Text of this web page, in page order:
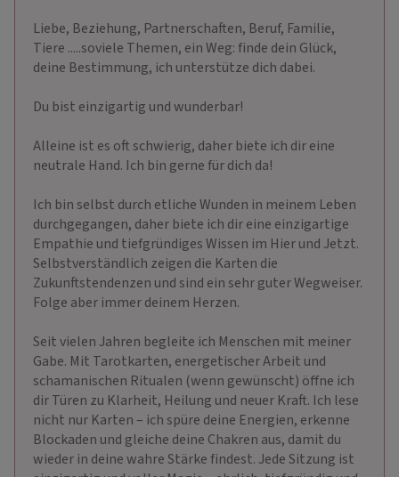
Liebe, Beziehung, Partnerschaften, Beruf, Familie,
Tiere .....soviele Themen, ein Weg: finde dein Glück,
deine Bestimmung, ich unterstütze dich dabei.
Du bist einzigartig und wunderbar!
Alleine ist es oft schwierig, daher biete ich dir eine
neutrale Hand. Ich bin gerne für dich da!
Ich bin selbst durch etliche Wunden in meinem Leben
durchgegangen, daher biete ich dir eine einzigartige
Empathie und tiefgründiges Wissen im Hier und Jetzt.
Selbstverständlich zeigen die Karten die
Zukunftstendenzen und sind ein sehr guter Wegweiser.
Folge aber immer deinem Herzen.
Seit vielen Jahren begleite ich Menschen mit meiner
Gabe. Mit Tarotkarten, energetischer Arbeit und
schamanischen Ritualen (wenn gewünscht) öffne ich
dir Türen zu Klarheit, Heilung und neuer Kraft. Ich lese
nicht nur Karten – ich spüre deine Energien, erkenne
Blockaden und gleiche deine Chakren aus, damit du
wieder in deine wahre Stärke findest. Jede Sitzung ist